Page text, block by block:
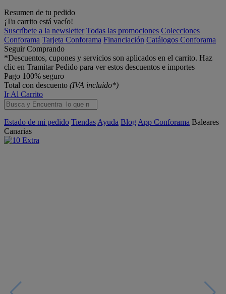
Resumen de tu pedido
¡Tu carrito está vacío!
Suscríbete a la newsletter Todas las promociones Colecciones
Conforama Tarjeta Conforama Financiación Catálogos Conforama
Seguir Comprando
*Descuentos, cupones y servicios son aplicados en el carrito. Haz
clic en Tramitar Pedido para ver estos descuentos e importes
Pago 100% seguro
Total con descuento (IVA incluido*)
Ir Al Carrito
Estado de mi pedido Tiendas Ayuda Blog App Conforama Baleares
Canarias